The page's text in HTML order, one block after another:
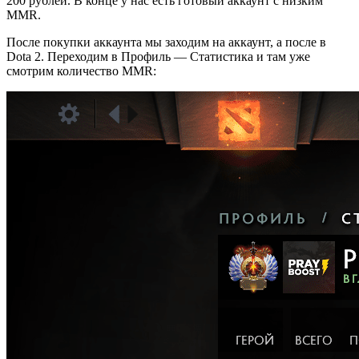
MMR.
После покупки аккаунта мы заходим на аккаунт, а после в
Dota 2. Переходим в Профиль — Статистика и там уже
смотрим количество MMR: